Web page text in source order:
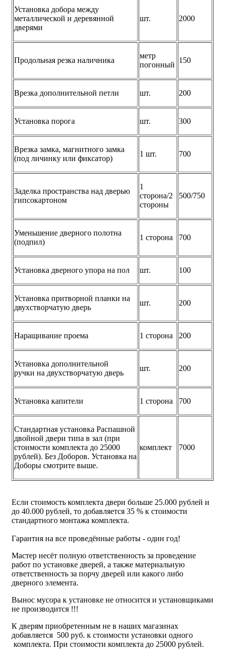
Установка добора между
металлической и деревянной
дверями
шт. 2000
Продольная резка наличника
метр
погонный
150
Врезка дополнительной петли шт. 200
Установка порога шт. 300
Врезка замка, магнитного замка
(под личинку или фиксатор)
1 шт. 700
Заделка пространства над дверью
гипсокартоном
1
сторона/2
стороны
500/750
Уменьшение дверного полотна
(подпил)
1 сторона 700
Установка дверного упора на пол шт. 100
Установка притворной планки на
двухстворчатую дверь
шт. 200
Наращивание проема 1 сторона 200
Установка дополнительной
ручки на двухстворчатую дверь
шт. 200
Установка капители 1 сторона 700
Стандартная установка Распашной
двойной двери типа в зал (при
стоимости комплекта до 25000
рублей). Без Доборов. Установка на
Доборы смотрите выше.
комплект 7000
Если стоимость комплекта двери больше 25.000 рублей и
до 40.000 рублей, то добавляется 35 % к стоимости
стандартного монтажа комплекта.
Гарантия на все проведённые работы - один год!
Мастер несёт полную ответственность за проведение
работ по установке дверей, а также материальную
ответственность за порчу дверей или какого либо
дверного элемента.
Вынос мусора к установке не относится и установщиками
не производится !!!
К дверям приобретенным не в наших магазинах
добавляется 500 руб. к стоимости установки одного
комплекта. При стоимости комплекта до 25000 рублей.